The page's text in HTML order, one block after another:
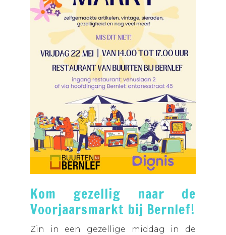
Kom gezellig naar de
Voorjaarsmarkt bij Bernlef!
Zin in een gezellige middag in de